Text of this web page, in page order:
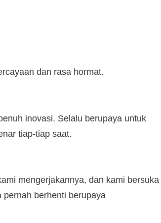
dan rasa hormat.
inovasi. Selalu berupaya untuk
tiap-tiap saat.
mengerjakannya, dan kami bersuka
pernah berhenti berupaya